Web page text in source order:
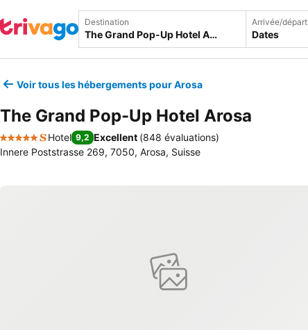
Destination Arrivée/départ
Dates
Voir tous les hébergements pour Arosa
The Grand Pop-Up Hotel Arosa
5 Étoiles
Hotel 9,2 Excellent (848 évaluations)
Innere Poststrasse 269, 7050, Arosa, Suisse